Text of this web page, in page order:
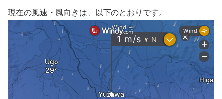
現在の風速・風向きは、以下のとおりです。